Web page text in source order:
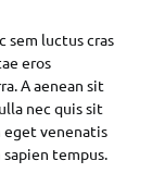
sem luctus cras
eros
A aenean sit
nec quis sit
eget venenatis
tempus.